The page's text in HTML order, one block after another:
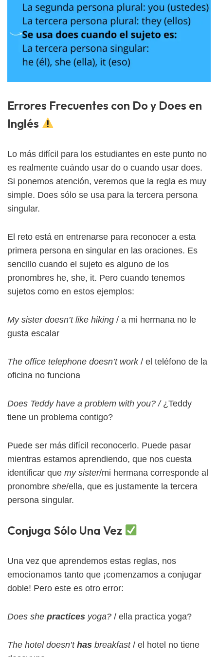
Errores Frecuentes con Do y Does en
Inglés
Lo más difícil para los estudiantes en este punto no
es realmente cuándo usar do o cuando usar does.
Si ponemos atención, veremos que la regla es muy
simple. Does sólo se usa para la tercera persona
singular.
El reto está en entrenarse para reconocer a esta
primera persona en singular en las oraciones. Es
sencillo cuando el sujeto es alguno de los
pronombres he, she, it. Pero cuando tenemos
sujetos como en estos ejemplos:
My sister doesn’t like hiking / a mi hermana no le
gusta escalar
The office telephone doesn’t work/ el teléfono de la
oficina no funciona
Does Teddy have a problem with you? /¿Teddy
tiene un problema contigo?
Puede ser más difícil reconocerlo. Puede pasar
mientras estamos aprendiendo, que nos cuesta
identificar que my sister/mi hermana corresponde al
pronombre she/ella, que es justamente la tercera
persona singular.
Conjuga Sólo Una Vez
Una vez que aprendemos estas reglas, nos
emocionamos tanto que ¡comenzamos a conjugar
doble! Pero este es otro error:
Does she practices yoga? / ella practica yoga?
The hotel doesn’t has breakfast/ el hotel no tiene